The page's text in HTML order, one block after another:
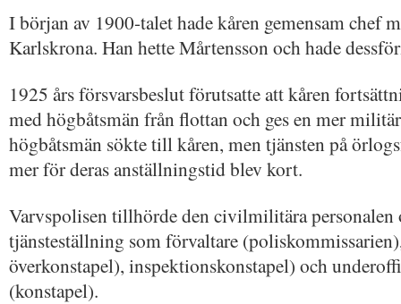
I början av 1900-talet hade kåren gemensam chef
Karlskrona. Han hette Mårtensson och hade
1925 års försvarsbeslut förutsatte att kåren
med högbåtsmän från flottan och ges en mer
högbåtsmän sökte till kåren, men tjänsten på
mer för deras anställningstid blev kort.
Varvspolisen tillhörde den civilmilitära personalen
tjänsteställning som förvaltare
överkonstapel), inspektionskonstapel) och
(konstapel).